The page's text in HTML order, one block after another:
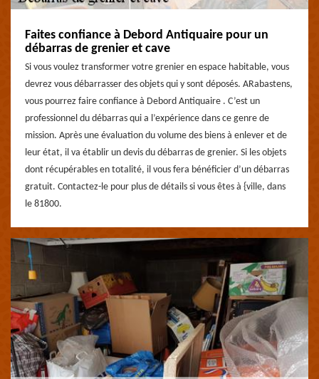
Faites confiance à Debord Antiquaire pour un
débarras de grenier et cave
Si vous voulez transformer votre grenier en espace habitable, vous
devrez vous débarrasser des objets qui y sont déposés. ARabastens,
vous pourrez faire confiance à Debord Antiquaire . C’est un
professionnel du débarras qui a l’expérience dans ce genre de
mission. Après une évaluation du volume des biens à enlever et de
leur état, il va établir un devis du débarras de grenier. Si les objets
dont récupérables en totalité, il vous fera bénéficier d’un débarras
gratuit. Contactez-le pour plus de détails si vous êtes à {ville, dans
le 81800.